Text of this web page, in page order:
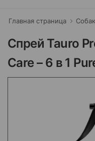
Главная страница
Спрей Tauro
Care – 6 в 1